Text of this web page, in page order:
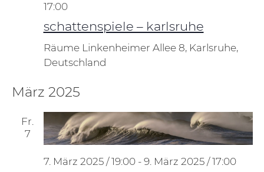
schattenspiele – karlsruhe
17:00
Räume Linkenheimer Allee 8, Karlsruhe,
Deutschland
März 2025
Fr.
7
7. März 2025 / 19:00- 9. März 2025 / 17:00